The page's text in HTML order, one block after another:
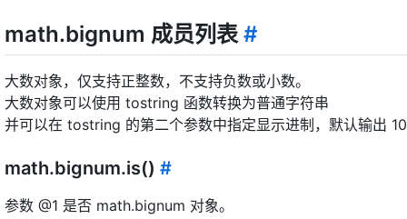
math.bignum 成员列表 #
大数对象，仅支持正整数，不支持负数或小数。
大数对象可以使用 tostring 函数转换为普通字符串
并可以在 tostring 的第二个参数中指定显示进制，默认输出
math.bignum.is() #
参数 @1 是否 math.bignum 对象。